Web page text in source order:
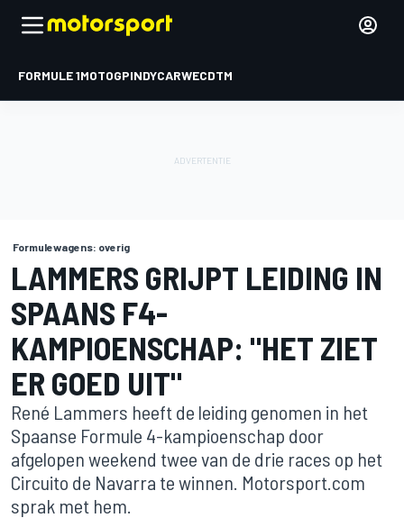
FORMULE 1MOTOGPINDYCARWECDTM
Formulewagens: overig
LAMMERS GRIJPT LEIDING IN
SPAANS F4-
KAMPIOENSCHAP: "HET ZIET
ER GOED UIT"
René Lammers heeft de leiding genomen in het
Spaanse Formule 4-kampioenschap door
afgelopen weekend twee van de drie races op het
Circuito de Navarra te winnen. Motorsport.com
sprak met hem.